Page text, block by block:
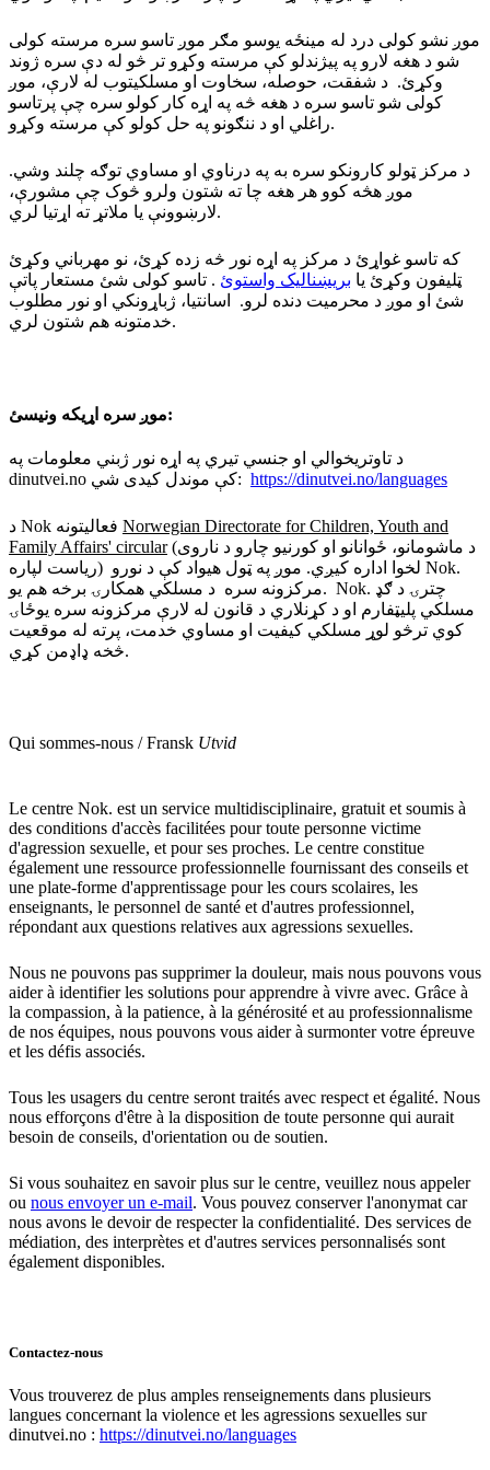
موږ نشو کولی درد له مینځه یوسو مګر موږ تاسو سره مرسته کولی
شو د هغه لارو په پیژندلو کې مرسته وکړو تر څو له دې سره ژوند
وکړئ. د شفقت، حوصله، سخاوت او مسلکیتوب له لارې، موږ
کولی شو تاسو سره د هغه څه په اړه کار کولو سره چې پرتاسو
راغلي او د ننګونو په حل کولو کې مرسته وکړو.
د مرکز ټولو کارونکو سره به په درناوي او مساوي توګه چلند وشي.
موږ هڅه کوو هر هغه چا ته شتون ولرو څوک چې مشورې،
لارښوونې یا ملاتړ ته اړتیا لري.
که تاسو غواړئ د مرکز په اړه نور څه زده کړئ، نو مهرباني وکړئ
ټلیفون وکړئ یا بریښنالیک واستوئ . تاسو کولی شئ مستعار پاتې
شئ او موږ د محرمیت دنده لرو. اسانتیا، ژباړونکي او نور مطلوب
خدمتونه هم شتون لري.
موږ سره اړیکه ونیسئ:
د تاوتریخوالي او جنسي تیري په اړه نور ژبني معلومات په
dinutvei.no کې موندل کیدی شي: https://dinutvei.no/languages
Norwegian Directorate for Children, Youth and
Family Affairs' circular(د ماشومانو، ځوانانو او کورنیو چارو د ناروی
ریاست لپاره) لخوا اداره کیږي. موږ په ټول هیواد کې د نورو Nok.
مرکزونه سره د مسلکي همکارۍ برخه هم یو. Nok. چترۍ د ګډ
مسلکي پلیټفارم او د کړنلاري د قانون له لارې مرکزونه سره یوځاۍ
کوي ترڅو لوړ مسلکي کیفیت او مساوي خدمت، پرته له موقعیت
څخه ډاډمن کړي.
Qui sommes-nous / Fransk Utvid
Le centre Nok. est un service multidisciplinaire, gratuit et soumis à
des conditions d'accès facilitées pour toute personne victime
d'agression sexuelle, et pour ses proches. Le centre constitue
également une ressource professionnelle fournissant des conseils et
une plate-forme d'apprentissage pour les cours scolaires, les
enseignants, le personnel de santé et d'autres professionnel,
répondant aux questions relatives aux agressions sexuelles.
Nous ne pouvons pas supprimer la douleur, mais nous pouvons vous
aider à identifier les solutions pour apprendre à vivre avec. Grâce à
la compassion, à la patience, à la générosité et au professionnalisme
de nos équipes, nous pouvons vous aider à surmonter votre épreuve
et les défis associés.
Tous les usagers du centre seront traités avec respect et égalité. Nous
nous efforçons d'être à la disposition de toute personne qui aurait
besoin de conseils, d'orientation ou de soutien.
Si vous souhaitez en savoir plus sur le centre, veuillez nous appeler
ou nous envoyer un e-mail. Vous pouvez conserver l'anonymat car
nous avons le devoir de respecter la confidentialité. Des services de
médiation, des interprètes et d'autres services personnalisés sont
également disponibles.
Contactez-nous
Vous trouverez de plus amples renseignements dans plusieurs
langues concernant la violence et les agressions sexuelles sur
dinutvei.no : https://dinutvei.no/languages